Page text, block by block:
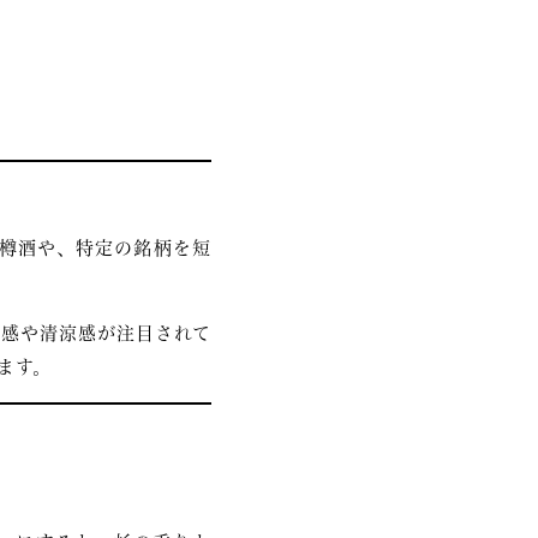
酒や、特定の銘柄を短
や清涼感が注目されて
す。